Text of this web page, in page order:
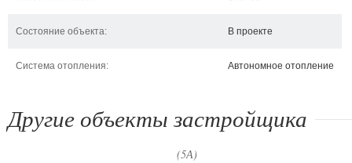
Состояние объекта: В проекте
Система отопления: Автономное отопление
Другие объекты застройщика
ЖК Островского, 40
(5А)